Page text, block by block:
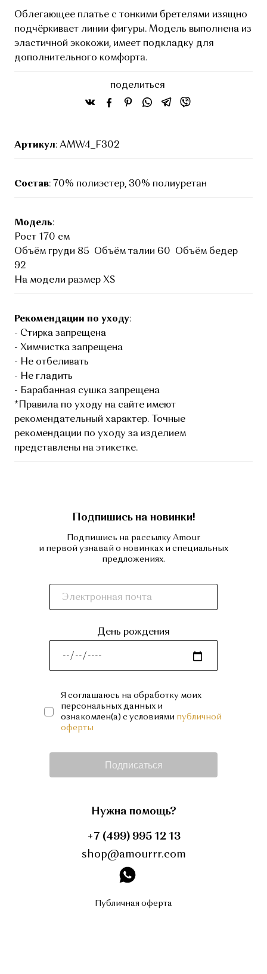
Облегающее платье с тонкими бретелями изящно
подчёркивает линии фигуры. Модель выполнена из
эластичной экокожи, имеет подкладку для
дополнительного комфорта.
поделиться
Артикул: AMW4_F302
Состав: 70% полиэстер, 30% полиуретан
Модель:
Рост 170 см
Объём груди 85 Объём талии 60 Объём бедер
92
На модели размер XS
Рекомендации по уходу:
- Стирка запрещена
- Химчистка запрещена
- Не отбеливать
- Не гладить
- Барабанная сушка запрещена
*Правила по уходу на сайте имеют
рекомендательный характер. Точные
рекомендации по уходу за изделием
представлены на этикетке.
Подпишись на новинки!
Подпишись на рассылку Amour
и первой узнавай о новинках и специальных
предложениях.
День рождения
Я соглашаюсь на обработку моих
персональных данных и
ознакомлен(а) с условиями публичной
оферты
Подписаться
Нужна помощь?
+7 (499) 995 12 13
shop@amourrr.com
instagram
Публичная оферта